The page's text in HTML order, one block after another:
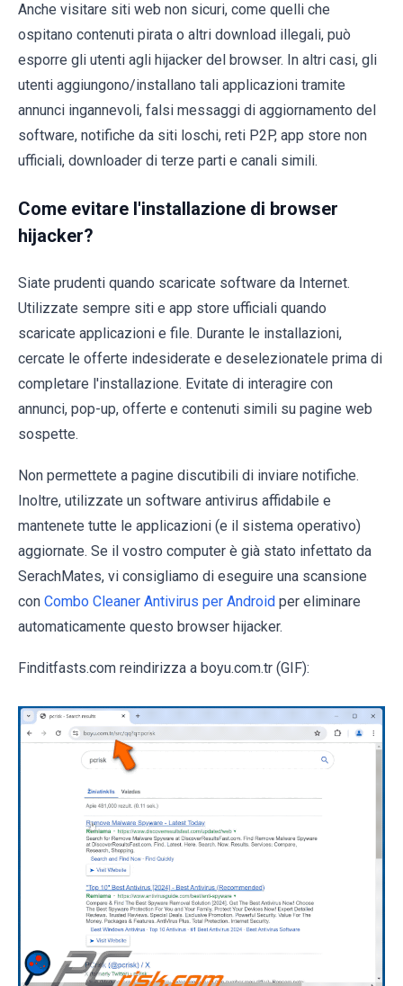
Anche visitare siti web non sicuri, come quelli che
ospitano contenuti pirata o altri download illegali, può
esporre gli utenti agli hijacker del browser. In altri casi, gli
utenti aggiungono/installano tali applicazioni tramite
annunci ingannevoli, falsi messaggi di aggiornamento del
software, notifiche da siti loschi, reti P2P, app store non
ufficiali, downloader di terze parti e canali simili.
Come evitare l'installazione di browser
hijacker?
Siate prudenti quando scaricate software da Internet.
Utilizzate sempre siti e app store ufficiali quando
scaricate applicazioni e file. Durante le installazioni,
cercate le offerte indesiderate e deselezionatele prima di
completare l'installazione. Evitate di interagire con
annunci, pop-up, offerte e contenuti simili su pagine web
sospette.
Non permettete a pagine discutibili di inviare notifiche.
Inoltre, utilizzate un software antivirus affidabile e
mantenete tutte le applicazioni (e il sistema operativo)
aggiornate. Se il vostro computer è già stato infettato da
SerachMates, vi consigliamo di eseguire una scansione
con Combo Cleaner Antivirus per Android per eliminare
automaticamente questo browser hijacker.
Finditfasts.com reindirizza a boyu.com.tr (GIF):